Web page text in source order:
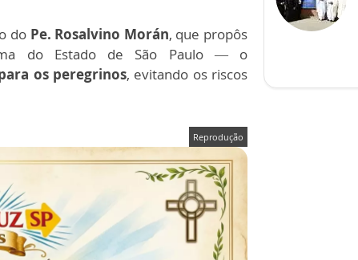
do Pe. Rosalvino Morán, que propôs
do Estado de São Paulo — o
os peregrinos, evitando os riscos
Reprodução